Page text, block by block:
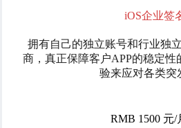
iOS企业签
拥有自己的独立账号和行业独
商，真正保障客户APP的稳定
验来应对各类突
RMB 1500 元/